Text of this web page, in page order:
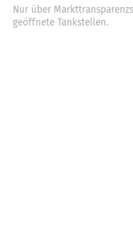
Nur über
geöffnete Tankstellen.